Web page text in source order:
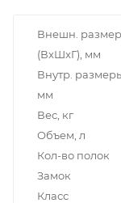
Внешн.
(ВxШxГ), мм
Внутр.
мм
Вес, кг
Объем, л
Кол-во полок
Замок
Класс